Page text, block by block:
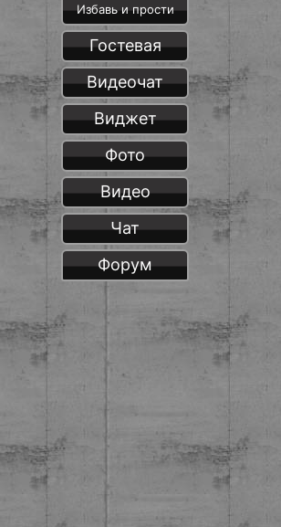
Избавь и прости
Гостевая
Видеочат
Виджет
Фото
Видео
Чат
Форум